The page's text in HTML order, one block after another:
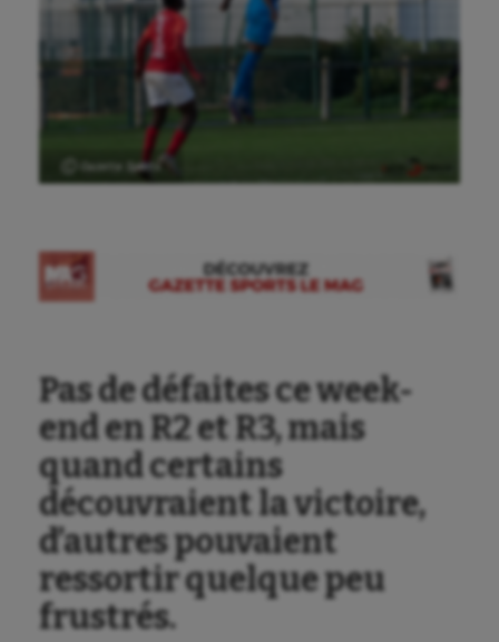
Ⓒ Gazette Sports
Pas de défaites ce week-
end en R2 et R3, mais
quand certains
découvraient la victoire,
d’autres pouvaient
ressortir quelque peu
frustrés.